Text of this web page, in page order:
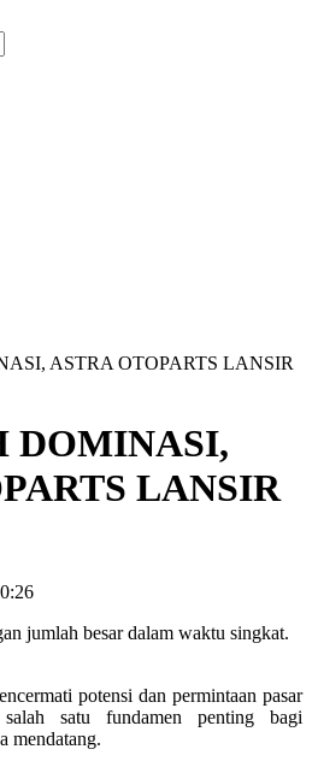
ASTRA OTOPARTS LANSIR
DOMINASI,
LANSIR
potensi dan permintaan pasar
salah satu fundamen penting bagi
mendatang.